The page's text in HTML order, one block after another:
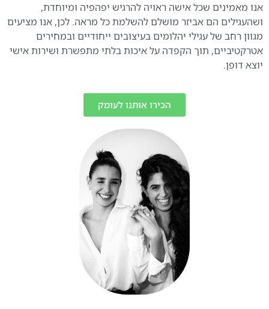
אנו מאמינים שכל אישה ראויה להרגיש יפהפיה ומיוחדת,
ושהעגילים הם אביזר מושלם להשלמת כל מראה. לכן, אנו מציעים
מגוון רחב של עגילי יהלומים בעיצובים ייחודיים ובמחירים
אטרקטיביים, תוך הקפדה על איכות בלתי מתפשרת ושירות אישי
יוצא דופן.
הכירו אותנו לעומק